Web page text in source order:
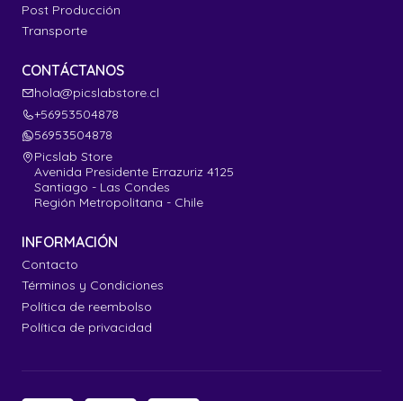
Post Producción
Transporte
CONTÁCTANOS
hola@picslabstore.cl
+56953504878
56953504878
Picslab Store
Avenida Presidente Errazuriz 4125
Santiago - Las Condes
Región Metropolitana - Chile
INFORMACIÓN
Contacto
Términos y Condiciones
Política de reembolso
Política de privacidad